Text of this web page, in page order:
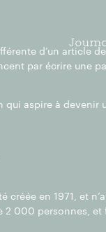
d’un article
par écrire une
aspire à devenir
créée en 1971, et
2 000 personnes,